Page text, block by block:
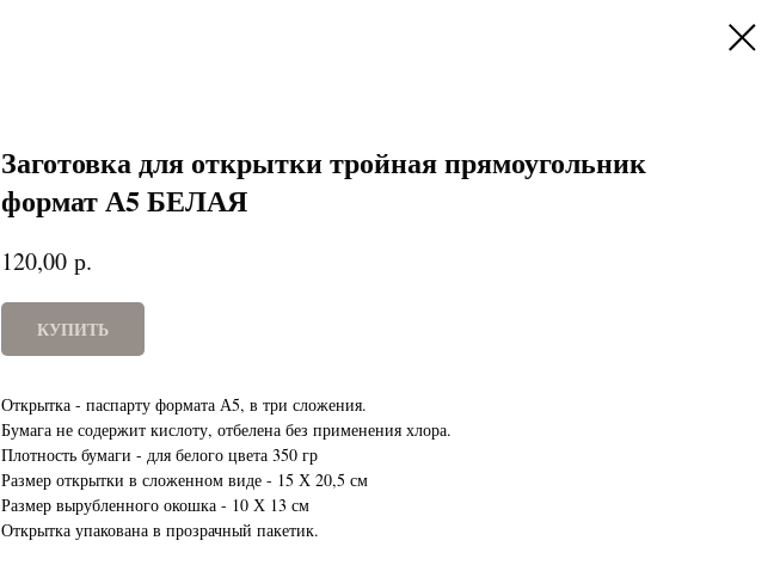
Заготовка для открытки тройная прямоугольник
формат А5 БЕЛАЯ
120,00 р.
КУПИТЬ
Открытка - паспарту формата А5, в три сложения.
Бумага не содержит кислоту, отбелена без применения хлора.
Плотность бумаги - для белого цвета 350 гр
Размер открытки в сложенном виде - 15 Х 20,5 см
Размер вырубленного окошка - 10 Х 13 см
Открытка упакована в прозрачный пакетик.